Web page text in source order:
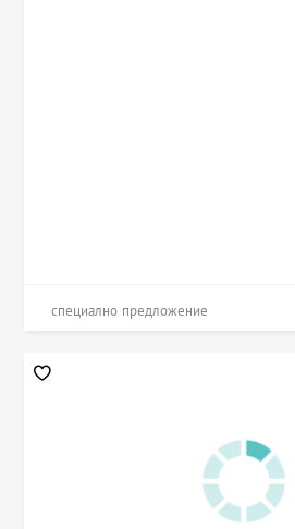
специално предложение